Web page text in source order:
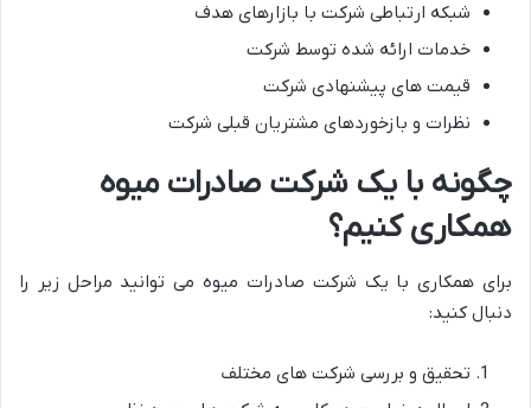
شبکه ارتباطی شرکت با بازارهای هدف
خدمات ارائه شده توسط شرکت
قیمت های پیشنهادی شرکت
نظرات و بازخوردهای مشتریان قبلی شرکت
چگونه با یک شرکت صادرات میوه
همکاری کنیم؟
برای همکاری با یک شرکت صادرات میوه می توانید مراحل زیر را
دنبال کنید:
تحقیق و بررسی شرکت های مختلف